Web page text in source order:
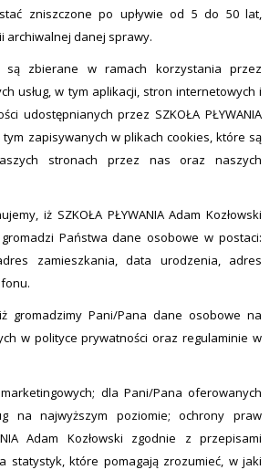
zniszczone po upływie od 5 do 50 lat,
archiwalnej danej sprawy.
zbierane w ramach korzystania przez
usług, w tym aplikacji, stron internetowych i
udostępnianych przez SZKOŁA PŁYWANIA
tym zapisywanych w plikach cookies, które są
stronach przez nas oraz naszych
iż SZKOŁA PŁYWANIA Adam Kozłowski
Państwa dane osobowe w postaci:
zamieszkania, data urodzenia, adres
gromadzimy Pani/Pana dane osobowe na
w polityce prywatności oraz regulaminie w
dla Pani/Pana oferowanych
na najwyższym poziomie; ochrony praw
Adam Kozłowski zgodnie z przepisami
statystyk, które pomagają zrozumieć, w jaki